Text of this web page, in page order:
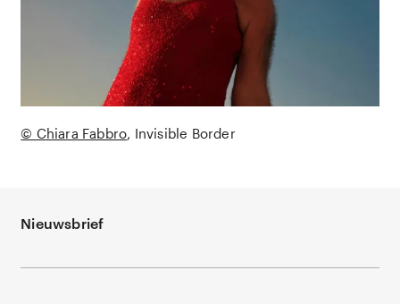
© Chiara Fabbro Invisible Border
Nieuwsbrief